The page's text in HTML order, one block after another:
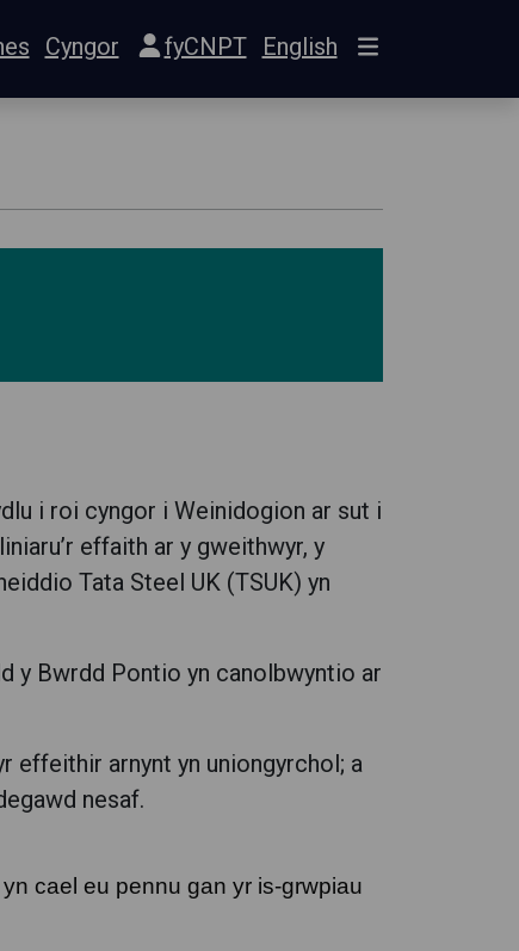
Cyngor fyCNPT English
i roi cyngor i Weinidogion ar sut i
effaith ar y gweithwyr, y
Tata Steel UK (TSUK) yn
y Bwrdd Pontio yn canolbwyntio ar
effeithir arnynt yn uniongyrchol; a
nesaf.
cael eu pennu gan yr is-grwpiau